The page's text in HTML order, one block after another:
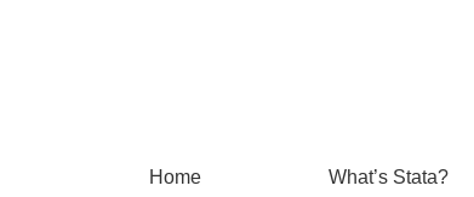
Home What’s Stata?